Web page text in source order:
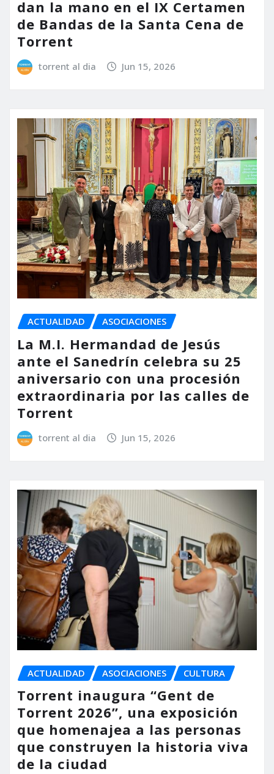
dan la mano en el IX Certamen
de Bandas de la Santa Cena de
Torrent
torrent al dia Jun 15, 2026
ACTUALIDAD ASOCIACIONES
La M.I. Hermandad de Jesús
ante el Sanedrín celebra su 25
aniversario con una procesión
extraordinaria por las calles de
Torrent
torrent al dia Jun 15, 2026
ACTUALIDAD ASOCIACIONES CULTURA
Torrent inaugura “Gent de
Torrent 2026”, una exposición
que homenajea a las personas
que construyen la historia viva
de la ciudad